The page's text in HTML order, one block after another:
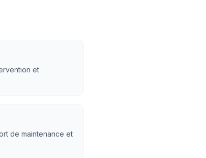
et
de maintenance et